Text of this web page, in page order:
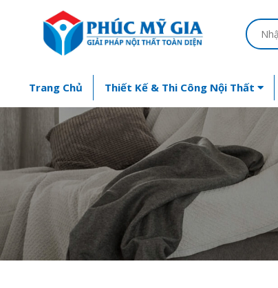
Trang Chủ Thiết Kế & Thi Công Nội Thất